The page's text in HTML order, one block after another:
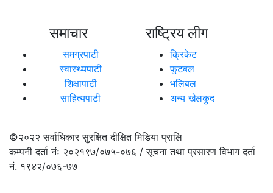
समाचार
समग्रपाटी
स्वास्थ्यपाटी
शिक्षापाटी
साहित्यपाटी
राष्ट्रिय लीग
क्रिकेट
फूटबल
भलिबल
अन्य खेलकुद
©२०२२सर्वाधिकार सुरक्षित दीक्षित मिडिया प्रालि
कम्पनी दर्ता नंः २०२१९७/०७५-०७६ / सूचना तथा प्रसारण विभाग दर्ता
नं. १९४२/०७६-७७